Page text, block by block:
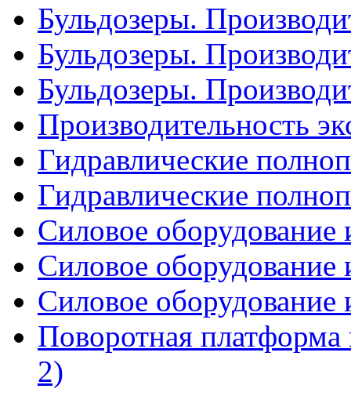
Бульдозеры.
Бульдозеры.
Бульдозеры.
Производительность
Гидравлические
Гидравлические
Силовое оборудование
Силовое оборудование
Силовое оборудование
Поворотная платформа
2)